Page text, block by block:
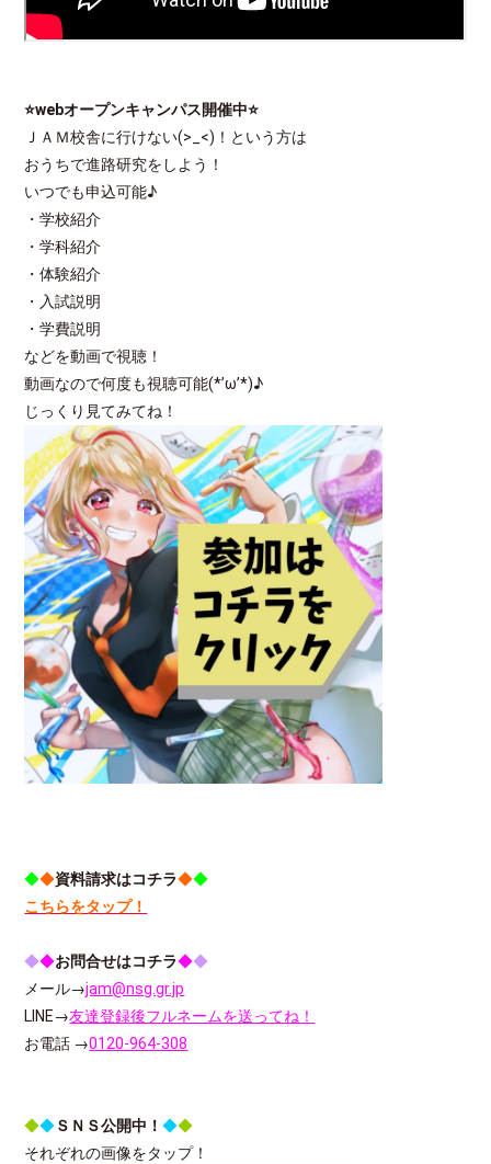
⭐webオープンキャンパス開催中⭐
ＪＡＭ校舎に行けない(>_<)！という方は
おうちで進路研究をしよう！
いつでも申込可能♪
・学校紹介
・学科紹介
・体験紹介
・入試説明
・学費説明
などを動画で視聴！
動画なので何度も視聴可能(*’ω’*)♪
じっくり見てみてね！
◆◆資料請求はコチラ◆◆
こちらをタップ！
◆◆お問合せはコチラ◆◆
メール→jam@nsg.gr.jp
LINE→友達登録後フルネームを送ってね！
お電話 →0120-964-308
◆◆ＳＮＳ公開中！◆◆
それぞれの画像をタップ！